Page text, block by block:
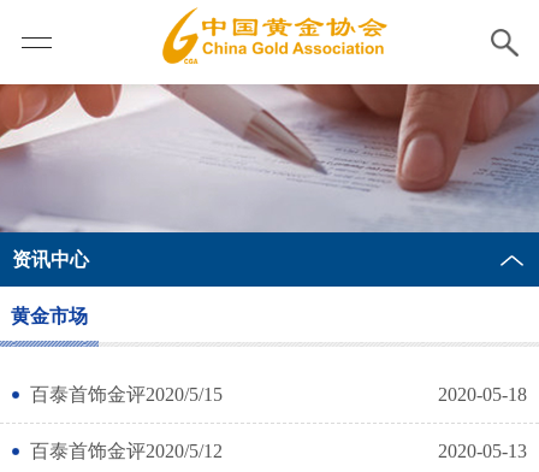
资讯中心
黄金市场
百泰首饰金评2020/5/15 2020-05-18
百泰首饰金评2020/5/12 2020-05-13